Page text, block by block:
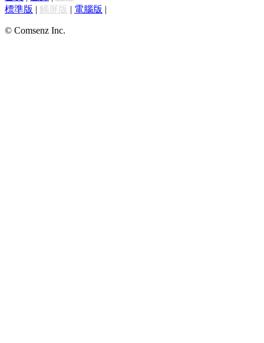
標準版 | 觸屏版 | 電腦版 |
© Comsenz Inc.